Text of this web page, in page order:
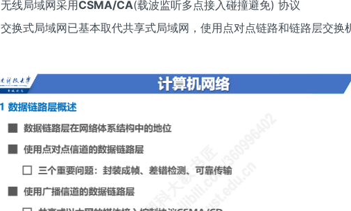
无线局域网采用CSMA/CA(载波监听多点接入碰撞避免) 协议
交换式局域网已基本取代共享式局域网，使用点对点链路和链路层交换